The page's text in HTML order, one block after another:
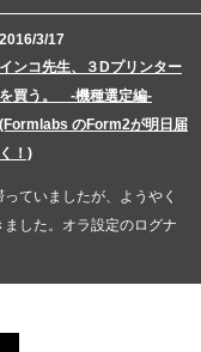
2016/3/17
インコ先生、３Dプリンター
を買う。 -機種選定編-
(Formlabs のForm2が明日届
く！)
ていましたが、ようやく
した。オラ設定のログナ